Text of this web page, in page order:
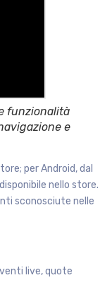
funzionalità
e
per Android, dal
nello store.
sconosciute nelle
live, quote